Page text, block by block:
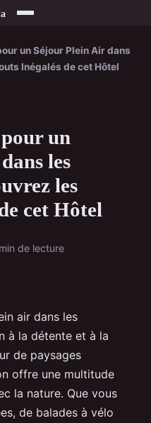
un Séjour Plein Air dans
Inégalés de cet Hôtel
un
les
les
cet Hôtel
de lecture
air dans les
à la détente et à la
de paysages
offre une multitude
la nature. Que vous
de balades à vélo